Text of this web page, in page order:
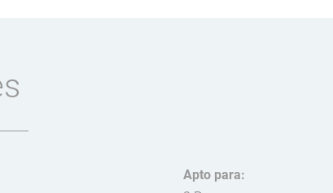
Apto para: